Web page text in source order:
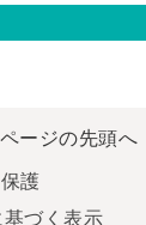
ページの先頭へ
護
づく表示